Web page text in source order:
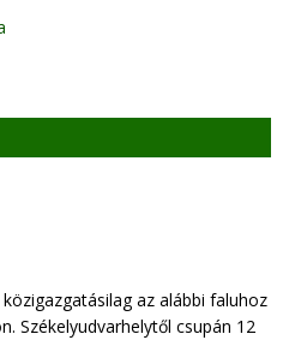
az alábbi faluhoz
Székelyudvarhelytől csupán 12